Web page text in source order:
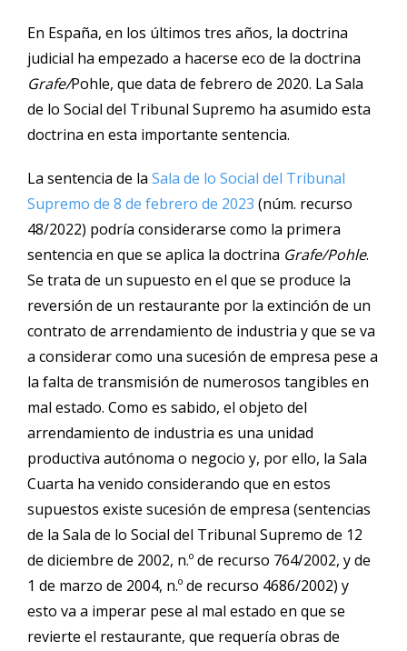
En España, en los últimos tres años, la doctrina
judicial ha empezado a hacerse eco de la doctrina
Grafe/Pohle, que data de febrero de 2020. La Sala
de lo Social del Tribunal Supremo ha asumido esta
doctrina en esta importante sentencia.
La sentencia de la Sala de lo Social del Tribunal
Supremo de 8 de febrero de 2023 (núm. recurso
48/2022) podría considerarse como la primera
sentencia en que se aplica la doctrina Grafe/Pohle.
Se trata de un supuesto en el que se produce la
reversión de un restaurante por la extinción de un
contrato de arrendamiento de industria y que se va
a considerar como una sucesión de empresa pese a
la falta de transmisión de numerosos tangibles en
mal estado. Como es sabido, el objeto del
arrendamiento de industria es una unidad
productiva autónoma o negocio y, por ello, la Sala
Cuarta ha venido considerando que en estos
supuestos existe sucesión de empresa (sentencias
de la Sala de lo Social del Tribunal Supremo de 12
de diciembre de 2002, n.º de recurso 764/2002, y de
1 de marzo de 2004, n.º de recurso 4686/2002) y
esto va a imperar pese al mal estado en que se
revierte el restaurante, que requería obras de